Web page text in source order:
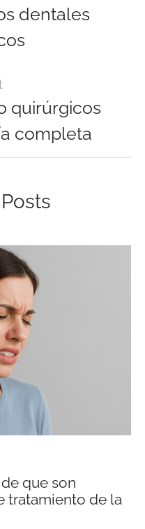
dentales
quirúrgicos
completa
que son
tratamiento de la